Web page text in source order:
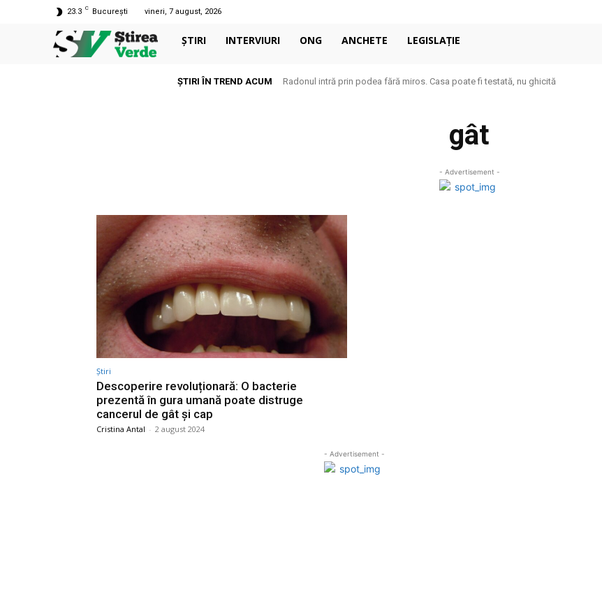
23.3 C București vineri, 7 august, 2026
ȘTIRI INTERVIURI ONG ANCHETE LEGISLAȚIE
ȘTIRI ÎN TREND ACUM Radonul intră prin podea fără miros. Casa poate fi testată, nu ghicită
gât
- Advertisement -
Știri
Descoperire revoluționară: O bacterie
prezentă în gura umană poate distruge
cancerul de gât și cap
Cristina Antal - 2 august 2024
- Advertisement -